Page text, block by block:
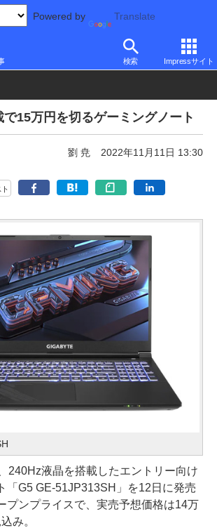
Powered by Translate
検索 Impressサイト
/タブレット/スマートフォン ゲーミングノー
15万円を切るゲーミングノート
劉 尭 2022年11月11日 13:30
ト
240Hz液晶を搭載したエントリー向け
「G5 GE-51JP313SH」を12日に発売
プンプライスで、実売予想価格は14万
み。